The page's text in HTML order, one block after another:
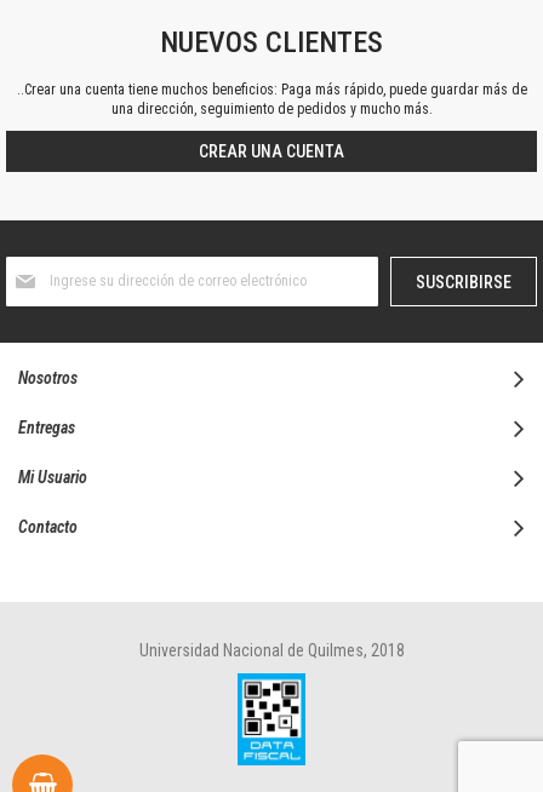
NUEVOS CLIENTES
..Crear una cuenta tiene muchos beneficios: Paga más rápido, puede guardar más de
una dirección, seguimiento de pedidos y mucho más.
CREAR UNA CUENTA
boletín
SUSCRIBIRSE
Nosotros
Entregas
Mi Usuario
Contacto
Universidad Nacional de Quilmes, 2018